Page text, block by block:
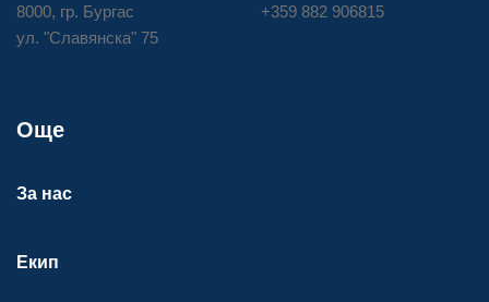
8000, гр. Бургас
ул. "Славянска" 75
+359 882 906815
Още
За нас
Екип